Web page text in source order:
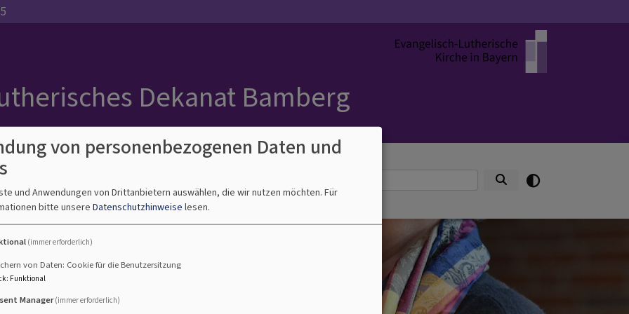
Dekanat Bamberg
Stadtregion Westregion
Gewalt
von personenbezogenen Daten und
und Anwendungen von Drittanbietern auswählen, die wir nutzen möchten. Für
bitte unsere Datenschutzhinweise lesen.
(immer erforderlich)
von Daten: Cookie für die Benutzersitzung
: Funktional
Manager(immer erforderlich)